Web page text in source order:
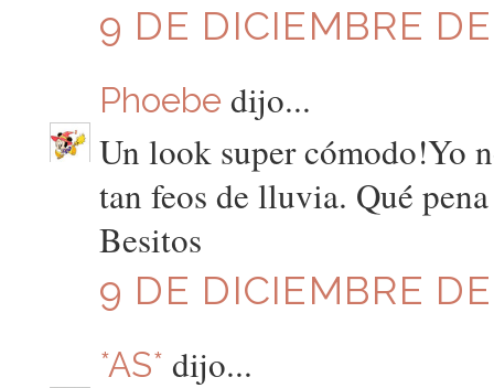
9 DE DICIEMBRE
Phoebe dijo...
Un look super cómodo!Yo
tan feos de lluvia. Qué
Besitos
9 DE DICIEMBRE
*AS* dijo...